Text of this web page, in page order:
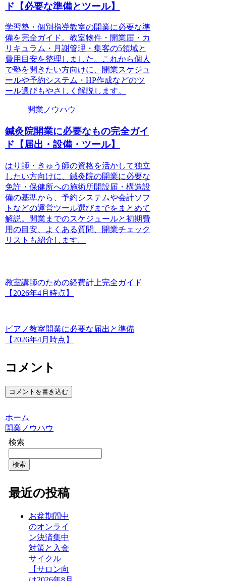
ド【必要な準備とツール】
学習塾・個別指導教室の開業に必要な準
備を完全ガイド。教室物件・開業届・カ
リキュラム・月謝管理・集客の5領域と
費用目安を整理しました。これから個人
で塾を開きたい方向けに、開業スケジュ
ールや予約システム・HP作成などのツ
ール選びもやさしく解説します。
開業ノウハウ
鍼灸院開業に必要なもの完全ガイ
ド【届出・設備・ツール】
はり師・きゅう師の資格を活かして独立
したい方向けに、鍼灸院の開業に必要な
免許・保健所への施術所開設届・構造設
備の基準から、予約システムや会計ソフ
トなどの運営ツール選びまでをまとめて
解説。開業までのスケジュールと初期費
用の目安、よくある質問、開業チェック
リストも紹介します。
教室講師のための経費計上完全ガイド
【2026年4月時点】
ピアノ教室開業に必要な届出と準備
【2026年4月時点】
コメント
コメントを書き込む
ホーム
開業ノウハウ
検索
検索
最近の投稿
お盆期間中
のオンライ
ン決済集中
対策と入金
サイクル
【サロン向